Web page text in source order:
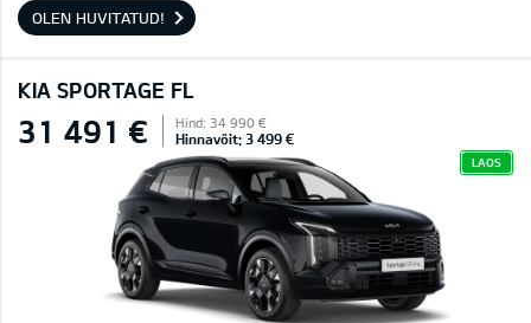
OLEN HUVITATUD!
KIA SPORTAGE FL
31 491 € Hind: 34 990 €
Hinnavõit: 3 499 €
LAOS